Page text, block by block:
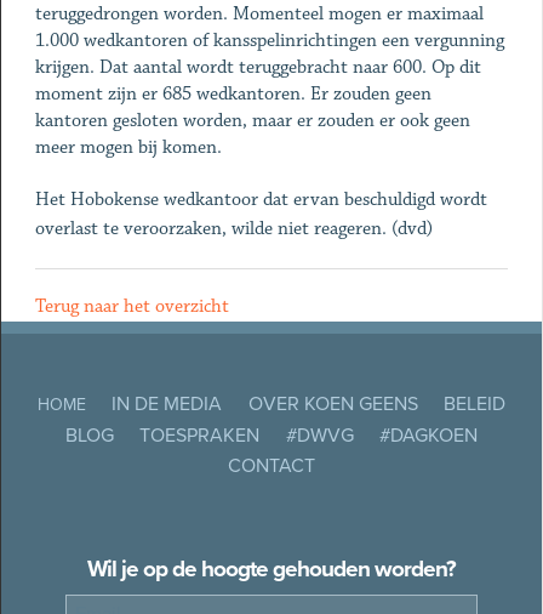
teruggedrongen worden. Momenteel mogen er maximaal
1.000 wedkantoren of kansspelinrichtingen een vergunning
krijgen. Dat aantal wordt teruggebracht naar 600. Op dit
moment zijn er 685 wedkantoren. Er zouden geen
kantoren gesloten worden, maar er zouden er ook geen
meer mogen bij komen.
Het Hobokense wedkantoor dat ervan beschuldigd wordt
overlast te veroorzaken, wilde niet reageren. (dvd)
Terug naar het overzicht
HOME IN DE MEDIA OVER KOEN GEENS
BELEID
BLOG
TOESPRAKEN #DWVG
#DAGKOEN
CONTACT
Wil je op de hoogte gehouden worden?